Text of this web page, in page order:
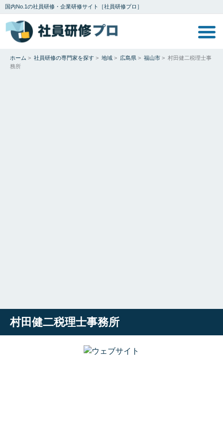
国内No.1の社員研修・企業研修サイト［社員研修プロ］
ホーム > 社員研修の専門家を探す > 地域 > 広島県 > 福山市 > 村田健二税理士事
務所
村田健二税理士事務所